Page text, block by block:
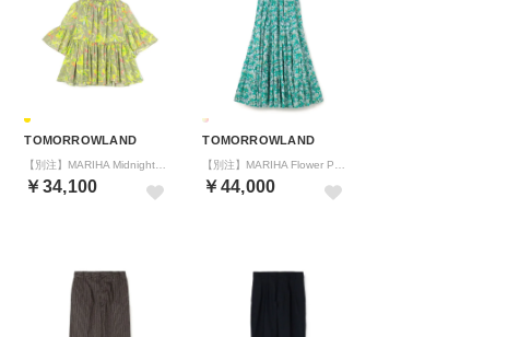
TOMORROWLAND
￥34,100
TOMORROWLAND
￥44,000